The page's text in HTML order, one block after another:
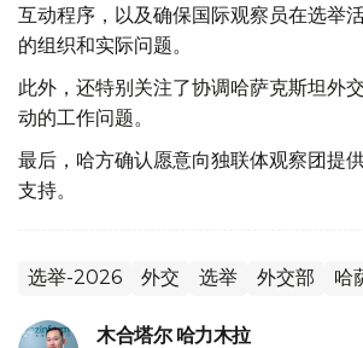
互动程序，以及确保国际观察员在选举
的组织和实际问题。
此外，还特别关注了协调哈萨克斯坦外
动的工作问题。
最后，哈方确认愿意向独联体观察团提
支持。
选举-2026 外交 选举 外交部 哈
木合塔尔 哈力木拉